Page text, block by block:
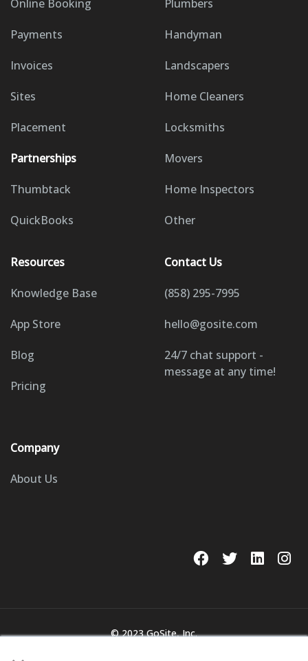
Online Booking
Payments
Invoices
Sites
Placement
Partnerships
Thumbtack
QuickBooks
Plumbers
Handyman
Landscapers
Home Cleaners
Locksmiths
Movers
Home Inspectors
Other
Resources
Knowledge Base
App Store
Blog
Pricing
Company
About Us
Contact Us
(858) 295-7995
hello@gosite.com
24/7 chat support -
message at any time!
© 2023 GoSite, Inc.